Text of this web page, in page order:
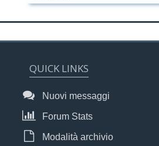
QUICK LINKS
Nuovi messaggi
Forum Stats
Modalità archivio